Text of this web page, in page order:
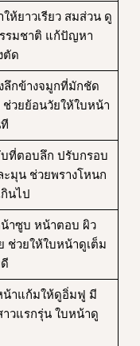
ห้ยาวเรียว สมส่วน ดู
รมชาติ แก้ปัญหา
ตัด
ลึกข้างจมูกที่มักชัด
ช่วยย้อนวัยให้ใบหน้า
ที่ตอบลึก ปรับกรอบ
มุน ช่วยพรางโหนก
นไป
าซูบ หน้าตอบ ผิว
ช่วยให้ใบหน้าดูเต็ม
น้าแก้มให้ดูอิ่มฟู มี
วแรกรุ่น ใบหน้าดู